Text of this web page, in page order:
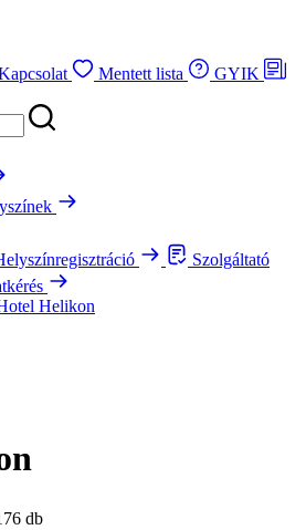
Mentett lista
GYIK
Szolgáltató
Helikon
db